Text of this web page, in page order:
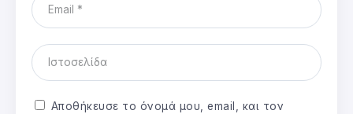
Αποθήκευσε το όνομά μου, email, και τον